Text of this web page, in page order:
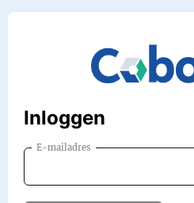
Inloggen
E-mailadres